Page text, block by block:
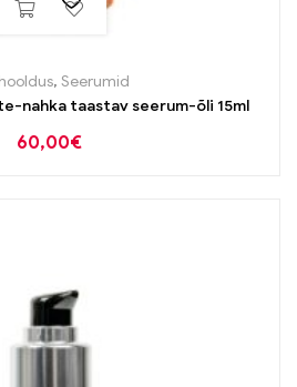
, Seerumid
nahka taastav seerum-õli 15ml
60,00€